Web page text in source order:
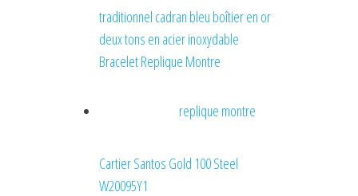
traditionnel cadran bleu boîtier en or
deux tons en acier inoxydable
Bracelet Replique Montre
replique montre
Cartier Santos Gold 100 Steel
W20095Y1